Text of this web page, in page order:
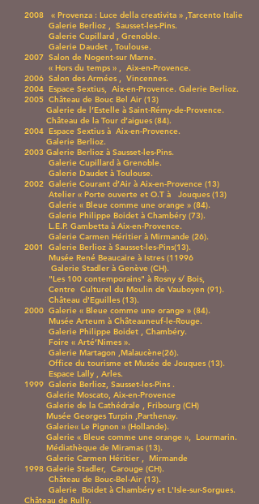
2008 « Provenza : Luce della creativita » ,Tarcento Italie
Galerie Berlioz , Sausset-les-Pins.
Galerie Cupillard , Grenoble.
Galerie Daudet , Toulouse.
2007 Salon de Nogent-sur Marne.
« Hors du temps » , Aix-en-Provence.
2006 Salon des Armées , Vincennes.
2004 Espace Sextius, Aix-en-Provence. Galerie Berlioz.
2005 Château de Bouc Bel Air (13)
Galerie de l’Estelle à Saint-Rémy-de-Provence.
Château de la Tour d’aigues (84).
2004 Espace Sextius à Aix-en-Provence.
Galerie Berlioz.
2003 Galerie Berlioz à Sausset-les-Pins.
Galerie Cupillard à Grenoble.
Galerie Daudet à Toulouse.
2002 Galerie Courant d’Air à Aix-en-Provence (13)
Atelier « Porte ouverte et O.T à Jouques (13)
Galerie « Bleue comme une orange » (84).
Galerie Philippe Boidet à Chambéry (73).
L.E.P. Gambetta à Aix-en-Provence.
Galerie Carmen Héritier à Mirmande (26).
2001 Galerie Berlioz à Sausset-les-Pins(13).
Musée René Beaucaire à Istres (11996
Galerie Stadler à Genève (CH).
"Les 100 contemporains" à Rosny s/ Bois,
Centre Culturel du Moulin de Vauboyen (91).
Château d'Eguilles (13).
2000 Galerie « Bleue comme une orange » (84).
Musée Arteum à Châteauneuf-le-Rouge.
Galerie Philippe Boidet , Chambéry.
Foire « Arté’Nimes ».
Galerie Martagon ,Malaucène(26).
Office du tourisme et Musée de Jouques (13).
Espace Lally , Arles.
1999 Galerie Berlioz, Sausset-les-Pins .
Galerie Moscato, Aix-en-Provence
Galerie de la Cathédrale , Fribourg (CH)
Musée Georges Turpin ,Parthenay.
Galerie« Le Pignon » (Hollande).
Galerie « Bleue comme une orange », Lourmarin.
Médiathèque de Miramas (13).
Galerie Carmen Héritier , Mirmande
1998 Galerie Stadler, Carouge (CH).
Château de Bouc-Bel-Air (13).
Galerie Boidet à Chambéry et L'Isle-sur-Sorgues.
Château de Rully.